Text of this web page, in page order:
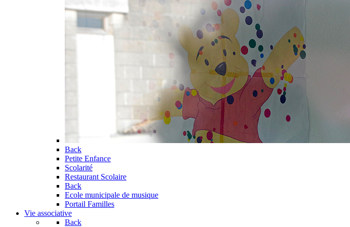
Back
Petite Enfance
Scolarité
Restaurant Scolaire
Back
Ecole municipale de musique
Portail Familles
Vie associative
Back